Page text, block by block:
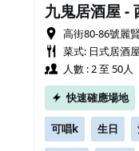
九鬼居酒屋 -
高街80-86號麗
菜式: 日式居酒
人數 : 2 至 50人
快速確應場地
可唱k 生日